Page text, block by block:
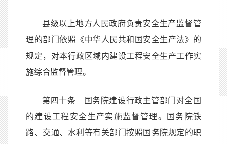
县级以上地方人民政府负责安全生产监督管
理的部门依照《中华人民共和国安全生产法》的
规定，对本行政区域内建设工程安全生产工作实
施综合监督管理。
第四十条 国务院建设行政主管部门对全国
的建设工程安全生产实施监督管理。国务院铁
路、交通、水利等有关部门按照国务院规定的职